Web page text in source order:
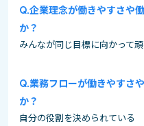
企業理念が働きやすさや
か？
みんなが同じ目標に向かって
業務フローが働きやすさ
か？
自分の役割を決められている